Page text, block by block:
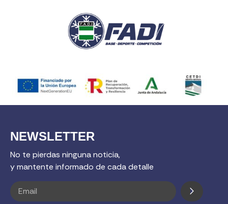
NEWSLETTER
No te pierdas ninguna noticia,
y mantente informado de cada detalle